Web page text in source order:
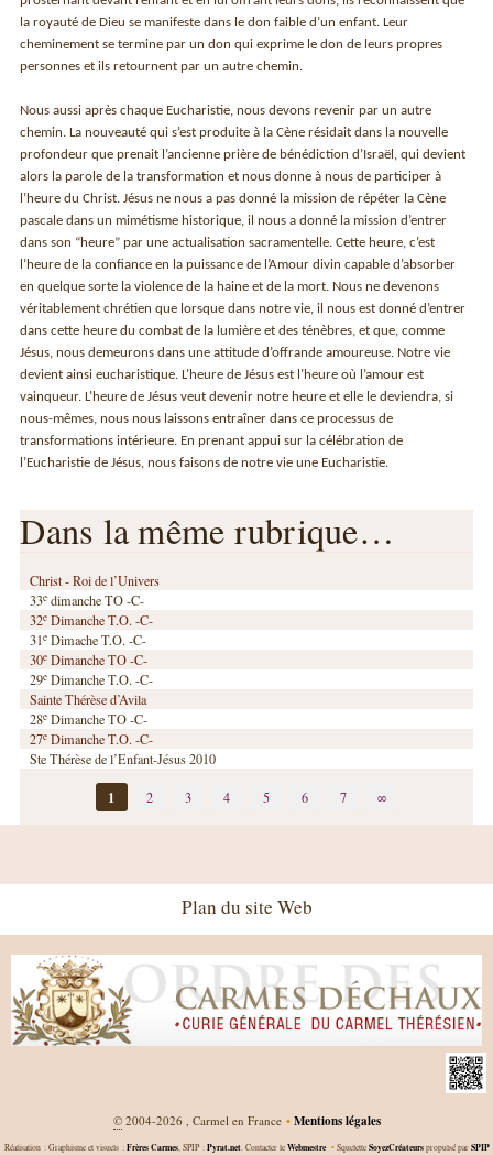
la royauté de Dieu se manifeste dans le don faible d’un enfant. Leur
cheminement se termine par un don qui exprime le don de leurs propres
personnes et ils retournent par un autre chemin.
Nous aussi après chaque Eucharistie, nous devons revenir par un autre
chemin. La nouveauté qui s’est produite à la Cène résidait dans la nouvelle
profondeur que prenait l’ancienne prière de bénédiction d’Israël, qui devient
alors la parole de la transformation et nous donne à nous de participer à
l’heure du Christ. Jésus ne nous a pas donné la mission de répéter la Cène
pascale dans un mimétisme historique, il nous a donné la mission d’entrer
dans son “heure” par une actualisation sacramentelle. Cette heure, c’est
l’heure de la confiance en la puissance de l’Amour divin capable d’absorber
en quelque sorte la violence de la haine et de la mort. Nous ne devenons
véritablement chrétien que lorsque dans notre vie, il nous est donné d’entrer
dans cette heure du combat de la lumière et des ténèbres, et que, comme
Jésus, nous demeurons dans une attitude d’offrande amoureuse. Notre vie
devient ainsi eucharistique. L’heure de Jésus est l’heure où l’amour est
vainqueur. L’heure de Jésus veut devenir notre heure et elle le deviendra, si
nous-mêmes, nous nous laissons entraîner dans ce processus de
transformations intérieure. En prenant appui sur la célébration de
l’Eucharistie de Jésus, nous faisons de notre vie une Eucharistie.
Dans la même rubrique…
Christ - Roi de l’Univers
33e dimanche TO -C-
32e Dimanche T.O. -C-
31e Dimache T.O. -C-
30e Dimanche TO -C-
29e Dimanche T.O. -C-
Sainte Thérèse d’Avila
28e Dimanche TO -C-
27e Dimanche T.O. -C-
Ste Thérèse de l’Enfant-Jésus 2010
1 2 3 4 5 6 7 ∞
Plan du site Web
©2004-2026 , Carmel en France • Mentions légales
Réalisation : Graphisme et visuels : Frères Carmes, SPIP : Pyrat.net. Contacter le Webmestre •Squelette SoyezCréateurspropulsé par SPIP